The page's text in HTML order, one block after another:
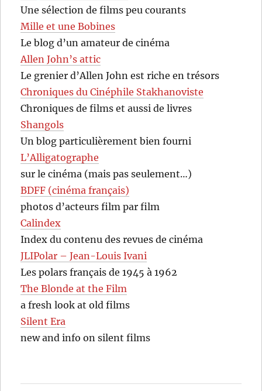
Une sélection de films peu courants
Mille et une Bobines
Le blog d’un amateur de cinéma
Allen John’s attic
Le grenier d’Allen John est riche en trésors
Chroniques du Cinéphile Stakhanoviste
Chroniques de films et aussi de livres
Shangols
Un blog particulièrement bien fourni
L’Alligatographe
sur le cinéma (mais pas seulement…)
BDFF (cinéma français)
photos d’acteurs film par film
Calindex
Index du contenu des revues de cinéma
JLIPolar – Jean-Louis Ivani
Les polars français de 1945 à 1962
The Blonde at the Film
a fresh look at old films
Silent Era
new and info on silent films